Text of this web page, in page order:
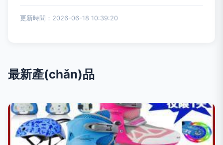
更新時間：2026-06-18 10:39:20
最新產(chǎn)品